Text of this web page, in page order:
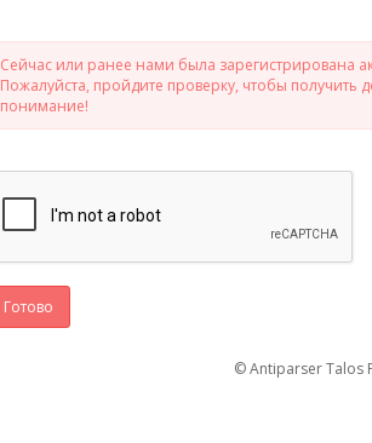
Сейчас или ранее нами была зарегистрирована
Пожалуйста, пройдите проверку, чтобы
понимание!
Готово
© Antiparser Talos